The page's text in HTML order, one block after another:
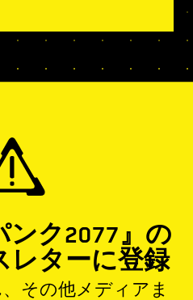
ンク2077』の
レターに登録
その他メディアま